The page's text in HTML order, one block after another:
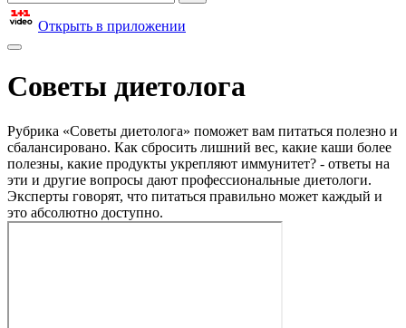
Открыть в приложении
Советы диетолога
Рубрика «Советы диетолога» поможет вам питаться полезно и
сбалансировано. Как сбросить лишний вес, какие каши более
полезны, какие продукты укрепляют иммунитет? - ответы на
эти и другие вопросы дают профессиональные диетологи.
Эксперты говорят, что питаться правильно может каждый и
это абсолютно доступно.